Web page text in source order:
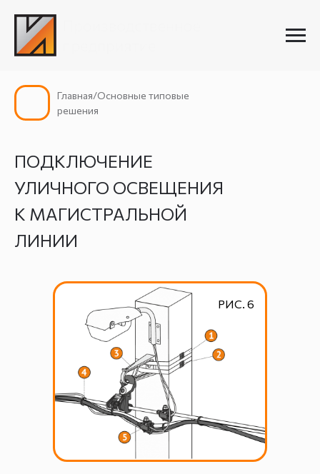
ПОДКЛЮЧЕНИЕ
УЛИЧНОГО ОСВЕЩЕНИЯ
К МАГИСТРАЛЬНОЙ
ЛИНИИ
Главная/Основные типовые
решения
РИС. 6